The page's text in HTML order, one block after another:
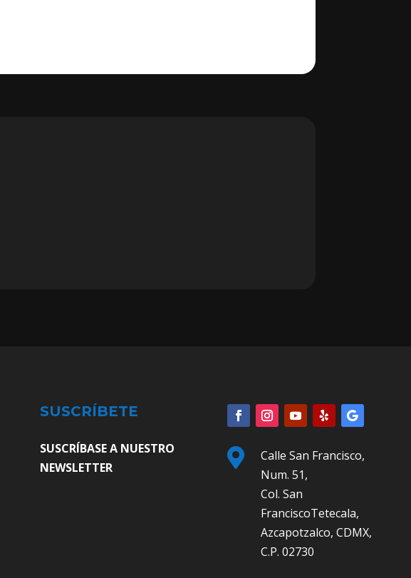
SUSCRÍBETE
SUSCRÍBASE A NUESTRO
NEWSLETTER

Calle San Francisco,
Num. 51,
Col. San
FranciscoTetecala,
Azcapotzalco, CDMX,
C.P. 02730